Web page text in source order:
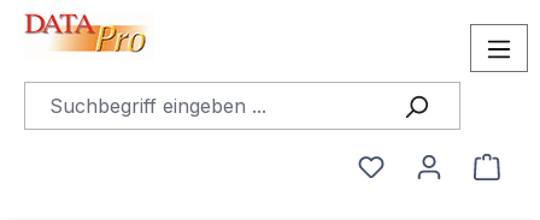
springen
Du hast 0